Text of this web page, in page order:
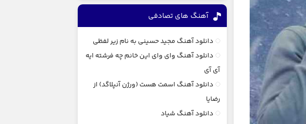
آهنگ های تصادفی
دانلود آهنگ مجید حسینی به نام زیر لفظی
دانلود آهنگ وای وای این خانم چه فرشته ایه
آی آی
دانلود آهنگ اسمت هست (ورژن آنپلاگد) از
رضایا
دانلود آهنگ شیاد